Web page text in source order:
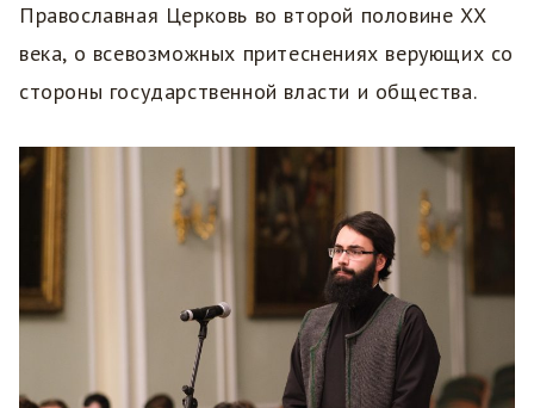
Православная Церковь во второй половине XX
века, о всевозможных притеснениях верующих со
стороны государственной власти и общества.